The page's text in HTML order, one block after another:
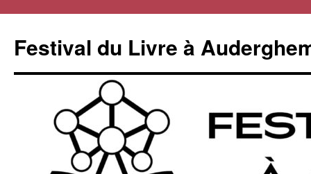
contenu
Festival du Livre à